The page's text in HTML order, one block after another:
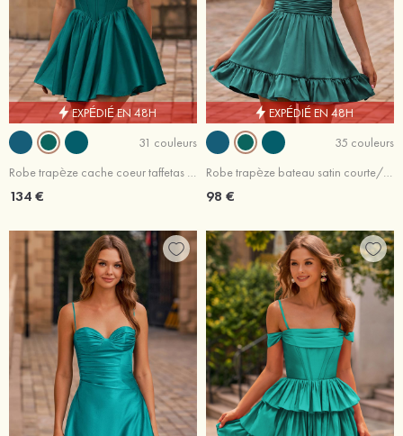
EXPÉDIÉ EN 48H
31 couleurs
Robe trapèze cache coeur taffetas courte/mini robe de fête de la rentré avec plissé
134 €
EXPÉDIÉ EN 48H
35 couleurs
Robe trapèze bateau satin courte/mini robe de fête de la rentré avec plissé volants
98 €